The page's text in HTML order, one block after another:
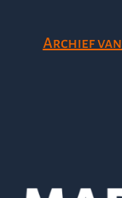
Archief